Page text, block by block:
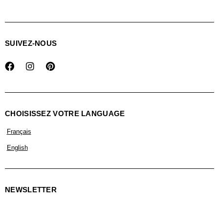
SUIVEZ-NOUS
CHOISISSEZ VOTRE LANGUAGE
Français
English
NEWSLETTER